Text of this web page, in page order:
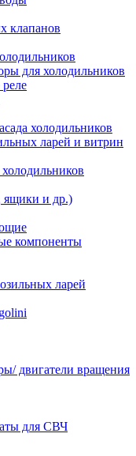
клапанов
для холодильников
холодильников
ларей и витрин
ящики и др.)
компоненты
ларей
двигатели вращения
для СВЧ